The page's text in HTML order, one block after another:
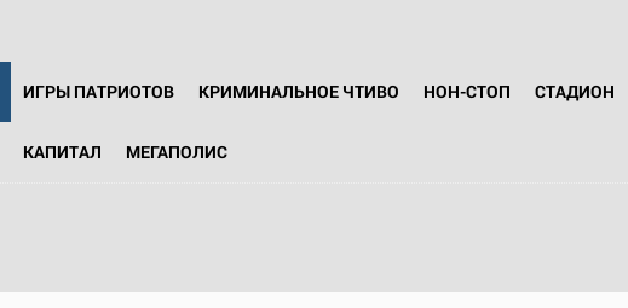
ИГРЫ ПАТРИОТОВ КРИМИНАЛЬНОЕ ЧТИВО НОН-СТОП СТАДИОН
КАПИТАЛ МЕГАПОЛИС